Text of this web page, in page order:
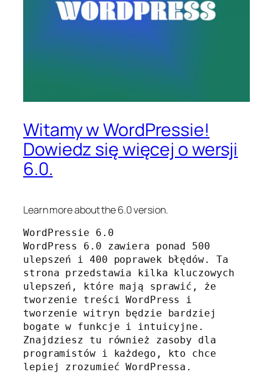
Witamy w WordPressie!
Dowiedz się więcej o wersji
6.0.
Learn more about the 6.0 version.
WordPressie 6.0
WordPress 6.0 zawiera ponad 500
ulepszeń i 400 poprawek błędów. Ta
strona przedstawia kilka kluczowych
ulepszeń, które mają sprawić, że
tworzenie treści WordPress i
tworzenie witryn będzie bardziej
bogate w funkcje i intuicyjne.
Znajdziesz tu również zasoby dla
programistów i każdego, kto chce
lepiej zrozumieć WordPressa.